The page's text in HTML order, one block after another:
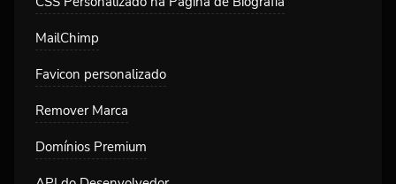
MailChimp
Favicon personalizado
Remover Marca
Domínios Premium